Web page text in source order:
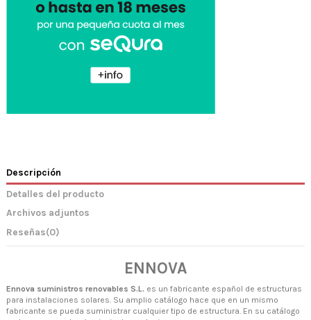
Descripción
Detalles del producto
Archivos adjuntos
Reseñas(0)
ENNOVA
Ennova suministros renovables S.L. es un fabricante español de estructuras
para instalaciones solares. Su amplio catálogo hace que en un mismo
fabricante se pueda suministrar cualquier tipo de estructura. En su catálogo